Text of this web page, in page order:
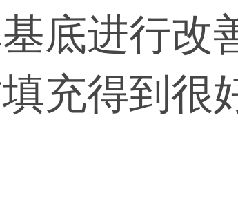
底进行改
充得到很
肪在面部